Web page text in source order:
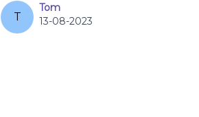
T
Tom
13-08-2023